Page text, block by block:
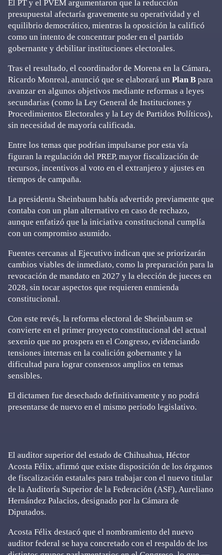
El PT y el PVEM argumentaron que la reducción
presupuestal afectaría gravemente su operatividad y el
equilibrio democrático, mientras la oposición la calificó
como un intento de concentrar poder en el partido
gobernante y debilitar instituciones electorales.
Tras el resultado, el coordinador de Morena en la Cámara,
Ricardo Monreal, anunció que se elaborará un Plan B para
avanzar en algunos objetivos mediante reformas a leyes
secundarias (como la Ley General de Instituciones y
Procedimientos Electorales y la Ley de Partidos Políticos),
sin necesidad de mayoría calificada.
Entre los temas que podrían impulsarse por esta vía
figuran la regulación del PREP, mayor fiscalización de
recursos, incentivos al voto en el extranjero y ajustes en
tiempos de campaña.
La presidenta Sheinbaum había advertido previamente que
contaba con un plan alternativo en caso de rechazo,
aunque enfatizó que la iniciativa constitucional cumplía
con un compromiso asumido.
Fuentes cercanas al Ejecutivo indican que se priorizarán
cambios viables de inmediato, como la preparación para la
revocación de mandato en 2027 y la elección de jueces en
2028, sin tocar aspectos que requieren enmienda
constitucional.
Con este revés, la reforma electoral de Sheinbaum se
convierte en el primer proyecto constitucional del actual
sexenio que no prospera en el Congreso, evidenciando
tensiones internas en la coalición gobernante y la
dificultad para lograr consensos amplios en temas
sensibles.
El dictamen fue desechado definitivamente y no podrá
presentarse de nuevo en el mismo periodo legislativo.
El auditor superior del estado de Chihuahua, Héctor
Acosta Félix, afirmó que existe disposición de los órganos
de fiscalización estatales para trabajar con el nuevo titular
de la Auditoría Superior de la Federación (ASF), Aureliano
Hernández Palacios, designado por la Cámara de
Diputados.
Acosta Félix destacó que el nombramiento del nuevo
auditor federal se haya concretado con el respaldo de los